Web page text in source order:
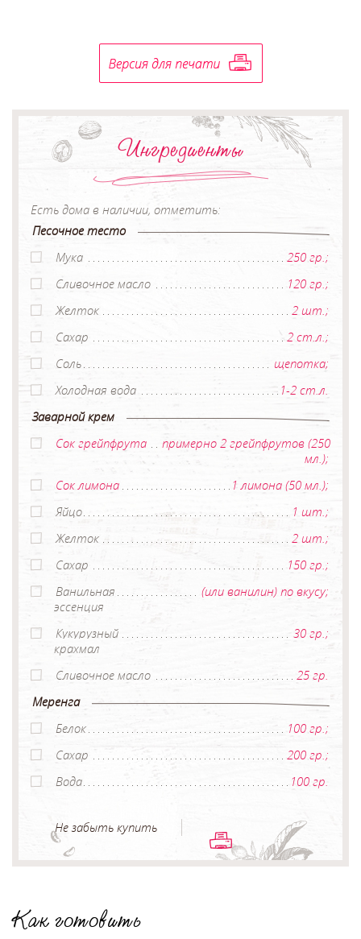
Ингредиенты
Есть дома в наличии, отметить:
Песочное тесто
Мука
250 гр.;
Сливочное масло
120 гр.;
Желток
2 шт.;
Сахар
2 ст.л.;
Соль
щепотка;
Холодная вода
1-2 ст.л.
Заварной крем
Сок грейпфрута
примерно 2 грейпфрутов (250
мл.);
Сок лимона
1 лимона (50 мл.);
Яйцо
1 шт.;
Желток
2 шт.;
Сахар
150 гр.;
Ванильная
эссенция
(или ванилин) по вкусу;
Кукурузный
крахмал
30 гр.;
Сливочное масло
25 гр.
Меренга
Белок
100 гр.;
Сахар
200 гр.;
Вода
100 гр.
Не забыть купить
Как готовить